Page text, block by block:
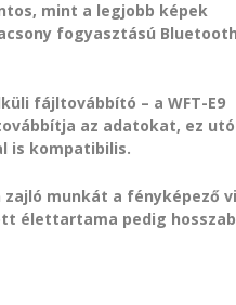
mint a legjobb képek
fogyasztású Bluetooth
fájltovábbító – a WFT-E9
az adatokat, ez
is kompatibilis.
zajló munkát a fényképező
élettartama pedig